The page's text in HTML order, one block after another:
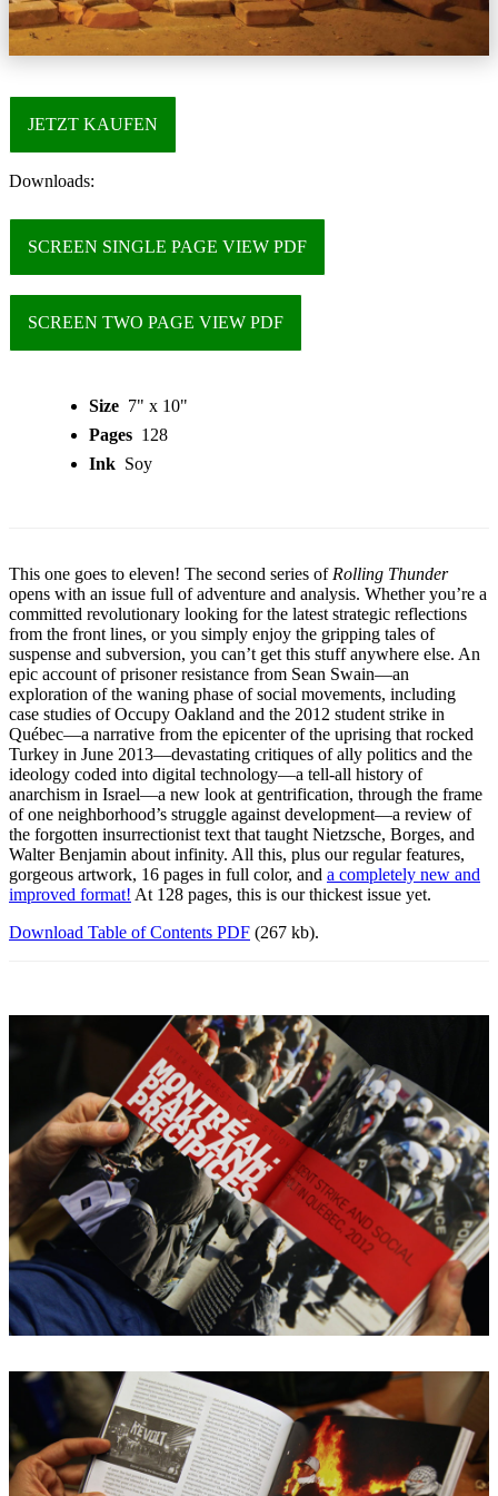
JETZT KAUFEN
Downloads:
SCREEN SINGLE PAGE VIEW PDF
SCREEN TWO PAGE VIEW PDF
Size 7" x 10"
Pages 128
Ink Soy
This one goes to eleven! The second series ofRolling Thunder
opens with an issue full of adventure and analysis. Whether you’re a
committed revolutionary looking for the latest strategic reflections
from the front lines, or you simply enjoy the gripping tales of
suspense and subversion, you can’t get this stuff anywhere else. An
epic account of prisoner resistance from Sean Swain—an
exploration of the waning phase of social movements, including
case studies of Occupy Oakland and the 2012 student strike in
Québec—a narrative from the epicenter of the uprising that rocked
Turkey in June 2013—devastating critiques of ally politics and the
ideology coded into digital technology—a tell-all history of
anarchism in Israel—a new look at gentrification, through the frame
of one neighborhood’s struggle against development—a review of
the forgotten insurrectionist text that taught Nietzsche, Borges, and
Walter Benjamin about infinity. All this, plus our regular features,
gorgeous artwork, 16 pages in full color, and a completely new and
improved format! At 128 pages, this is our thickest issue yet.
Download Table of Contents PDF (267 kb).